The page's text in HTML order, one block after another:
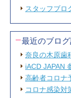
スタッフブロ
最近のブロ
奈良の木原歯
iACD JAPAN
高齢者コロナ
コロナ感染対